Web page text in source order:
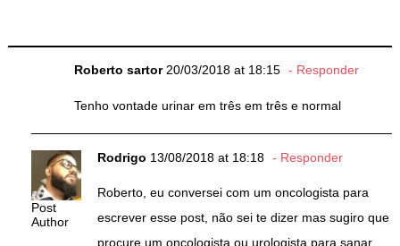
Roberto sartor 20/03/2018 at 18:15 Responder
Tenho vontade urinar em três em três e normal
Post
Author
Rodrigo 13/08/2018 at 18:18 Responder
Roberto, eu conversei com um oncologista para
escrever esse post, não sei te dizer mas sugiro que
procure um oncologista ou urologista para sanar